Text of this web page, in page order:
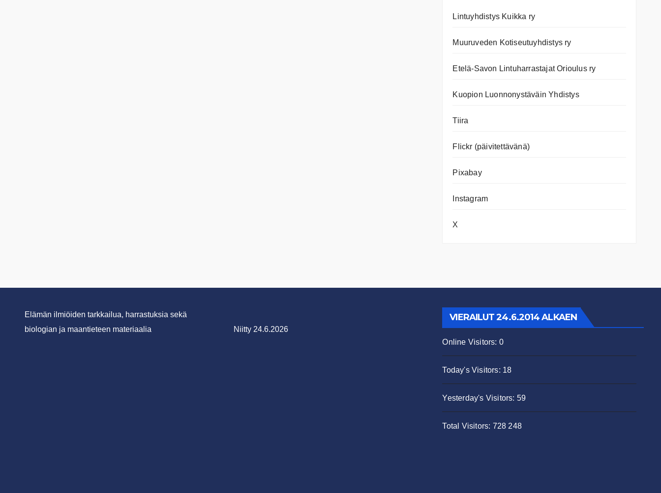
Lintuyhdistys Kuikka ry
Muuruveden Kotiseutuyhdistys ry
Etelä-Savon Lintuharrastajat Orioulus ry
Kuopion Luonnonystäväin Yhdistys
Tiira
Flickr (päivitettävänä)
Pixabay
Instagram
X
Elämän ilmiöiden tarkkailua, harrastuksia sekä
biologian ja maantieteen materiaalia
Niitty 24.6.2026
VIERAILUT 24.6.2014 ALKAEN
Online Visitors: 0
Today's Visitors: 18
Yesterday's Visitors: 59
Total Visitors: 728 248